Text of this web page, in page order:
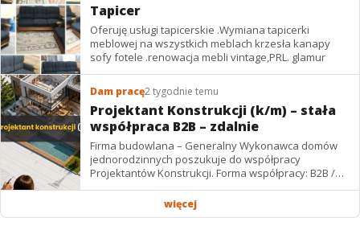
Tapicer
Oferuję usługi tapicerskie .Wymiana tapicerki
meblowej na wszystkich meblach krzesła kanapy
sofy fotele .renowacja mebli vintage,PRL. glamur
Dam pracę2 tygodnie temu
Projektant Konstrukcji (k/m) – stała
współpraca B2B – zdalnie
Firma budowlana – Generalny Wykonawca domów
jednorodzinnych poszukuje do współpracy
Projektantów Konstrukcji. Forma współpracy: B2B /
podwykonawstwo – zdalnie. Wynagrodzenie: ✔
więcej